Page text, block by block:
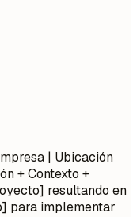
| Ubicación
+ Contexto +
resultando en
para implementar